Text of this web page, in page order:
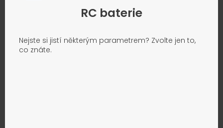
RC baterie
Nejste si jistí některým parametrem? Zvolte jen to,
co znáte.